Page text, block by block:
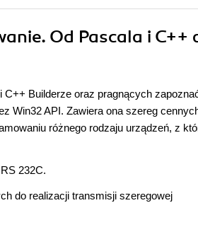
Od Pascala i C++
Builderze oraz pragnących
Win32 API. Zawiera ona szereg
różnego rodzaju urządzeń, z
232C.
do realizacji transmisji szeregowej